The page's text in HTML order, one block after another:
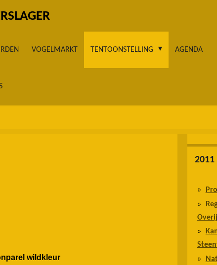
VOGELMARKT TENTOONSTELLING AGENDA
wildkleur
2011